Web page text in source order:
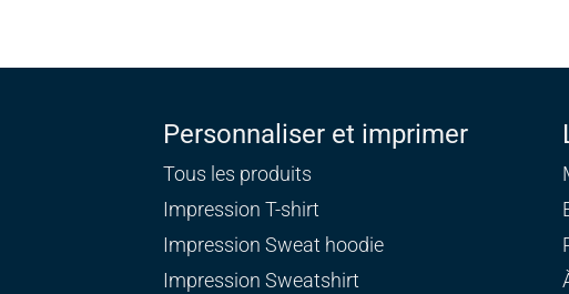
Personnaliser et imprimer
Tous les produits
Impression T-shirt
Impression Sweat hoodie
Impression Sweatshirt